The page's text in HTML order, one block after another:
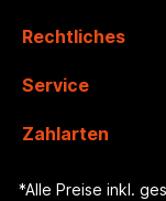
Rechtliches
Service
Zahlarten
*Alle Preise inkl.